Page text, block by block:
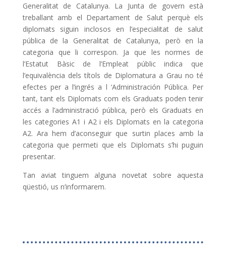
Generalitat de Catalunya. La Junta de govern està
treballant amb el Departament de Salut perquè els
diplomats siguin inclosos en l’especialitat de salut
pública de la Generalitat de Catalunya, però en la
categoria que li correspon. Ja que les normes de
l’Estatut Bàsic de l’Empleat públic indica que
l’equivalència dels títols de Diplomatura a Grau no té
efectes per a l’ingrés a l ‘Administración Pública. Per
tant, tant els Diplomats com els Graduats poden tenir
accés a l’administració pública, però els Graduats en
les categories A1 i A2 i els Diplomats en la categoria
A2. Ara hem d’aconseguir que surtin places amb la
categoria que permeti que els Diplomats s’hi puguin
presentar.
Tan aviat tinguem alguna novetat sobre aquesta
qüestió, us n’informarem.